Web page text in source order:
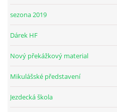
sezona 2019
Dárek HF
Nový překážkový material
Mikulášské představení
Jezdecká škola